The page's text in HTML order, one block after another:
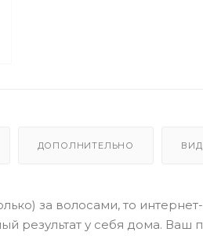
ДОПОЛНИТЕЛЬНО
за волосами, то
результат у себя дома. Ваш